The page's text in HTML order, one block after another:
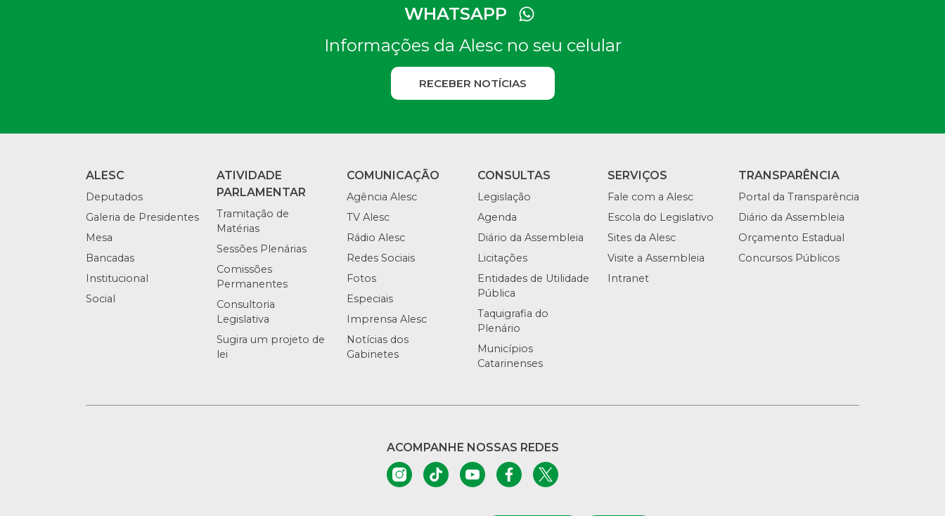
WHATSAPP
Informações da Alesc no seu celular
RECEBER NOTÍCIAS
ALESC
Deputados
Galeria de Presidentes
Mesa
Bancadas
Institucional
Social
ATIVIDADE
PARLAMENTAR
Tramitação de
Matérias
Sessões Plenárias
Comissões
Permanentes
Consultoria
Legislativa
Sugira um projeto de
lei
COMUNICAÇÃO
Agência Alesc
TV Alesc
Rádio Alesc
Redes Sociais
Fotos
Especiais
Imprensa Alesc
Notícias dos
Gabinetes
CONSULTAS
Legislação
Agenda
Diário da Assembleia
Licitações
Entidades de Utilidade
Pública
Taquigrafia do
Plenário
Municípios
Catarinenses
SERVIÇOS
Fale com a Alesc
Escola do Legislativo
Sites da Alesc
Visite a Assembleia
Intranet
TRANSPARÊNCIA
Portal da Transparência
Diário da Assembleia
Orçamento Estadual
Concursos Públicos
ACOMPANHE NOSSAS REDES